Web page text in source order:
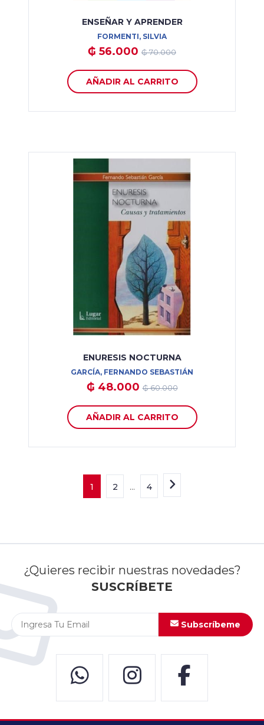
ENSEÑAR Y APRENDER
FORMENTI, SILVIA
₲ 56.000 ₲ 70.000
AÑADIR AL CARRITO
ENURESIS NOCTURNA
GARCÍA, FERNANDO SEBASTIÁN
₲ 48.000₲ 60.000
AÑADIR AL CARRITO
1 2 ... 4
¿Quieres recibir nuestras novedades?
SUSCRÍBETE
Subscríbeme